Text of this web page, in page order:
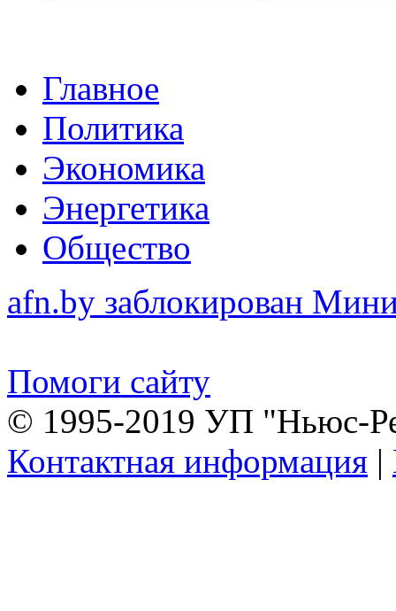
Главное
Политика
Экономика
Энергетика
Общество
afn.by заблокирован
Помоги сайту
© 1995-2019 УП "Ньюс-
Контактная информация |